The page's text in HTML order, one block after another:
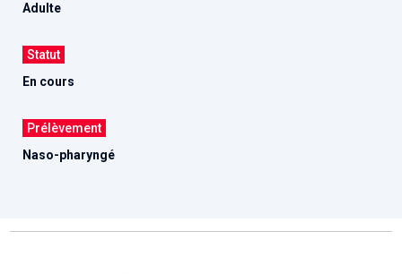
Adulte
Statut
En cours
Prélèvement
Naso-pharyngé